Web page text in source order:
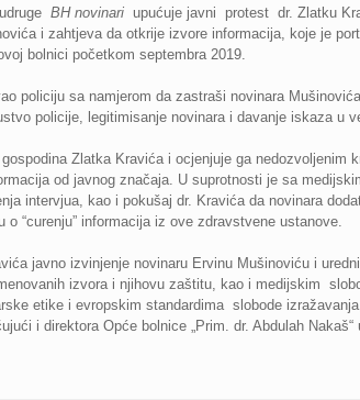
BH novinariupućuje javni protest dr. Zlatku
i zahtjeva da otkrije izvore informacija, koje je
bolnici početkom septembra 2019.
policiju sa namjerom da zastraši novinara
policije, legitimisanje novinara i davanje iskaza u
Zlatka Kravića i ocjenjuje ga
od javnog značaja. U suprotnosti je sa
intervjua, kao i pokušaj dr. Kravića da novinara
o “curenju” informacija iz ove zdravstvene ustanove.
javno izvinjenje novinaru Ervinu Mušinoviću i
izvora i njihovu zaštitu, kao i medijskim
etike i evropskim standardima slobode
i direktora Opće bolnice „Prim. dr. Abdulah Nakaš“